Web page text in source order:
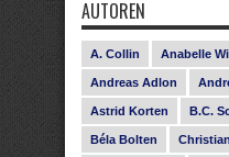
AUTOREN
A. Collin Anabelle
Andreas Adlon
Astrid Korten B.C.
Béla Bolten